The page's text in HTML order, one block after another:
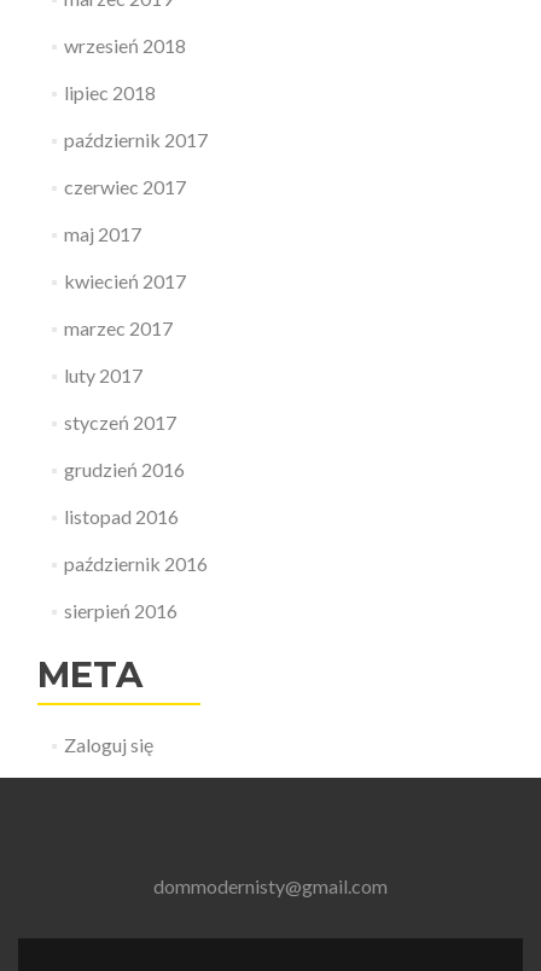
wrzesień 2018
lipiec 2018
październik 2017
czerwiec 2017
maj 2017
kwiecień 2017
marzec 2017
luty 2017
styczeń 2017
grudzień 2016
listopad 2016
październik 2016
sierpień 2016
META
Zaloguj się
dommodernisty@gmail.com